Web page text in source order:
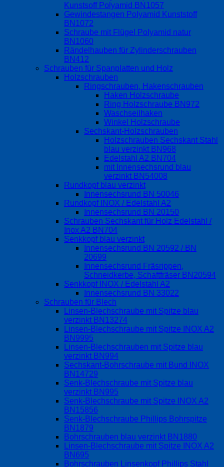
Kunstsoff Polyamid BN1057
Gewindestangen Polyamid Kunststoff
BN1072
Schraube mit Flügel Polyamid natur
BN1060
Rändelhauben für Zylinderschrauben
BN412
Schrauben für Spanplatten und Holz
Holzschrauben
Ringschrauben, Hakenschrauben
Haken Holzschraube
Ring Holzschraube BN972
Waschseilhaken
Winkel Holzschraube
Sechskant-Holzschrauben
Holzschrauben Sechskant Stahl
blau verzinkt BN968
Edelstahl A2 BN704
mit Innensechsrund blau
verzinkt BN54008
Rundkopf blau verzinkt
Innensechsrund BN 50046
Rundkopf INOX / Edelstahl A2
Innensechsrund BN 20150
Schrauben Sechskant für Holz Edelstahl /
Inox A2 BN704
Senkkopf blau verzinkt
Innensechsrund BN 20592 / BN
20699
Innensechsrund Fräsrippen,
Schneidkerbe, Schaftfräser BN20594
Senkkopf INOX / Edelstahl A2
Innensechsrund BN 33022
Schrauben für Blech
Linsen-Blechschraube mit Spitze blau
verzinkt BN13274
Linsen-Blechschraube mit Spitze INOX A2
BN9995
Linsen-Blechschrauben mit Spitze blau
verzinkt BN994
Sechskant-Bohrschraube mit Bund INOX
BN14729
Senk-Blechschraube mit Spitze blau
verzinkt BN995
Senk-Blechschraube mit Spitze INOX A2
BN15856
Senk-Blechschraube Phillips Bohrspitze
BN1879
Bohrschrauben blau verzinkt BN1880
Linsen-Blechschraube mit Spitze INOX A2
BN695
Bohrschrauben Linsenkopf Phillips Stahl